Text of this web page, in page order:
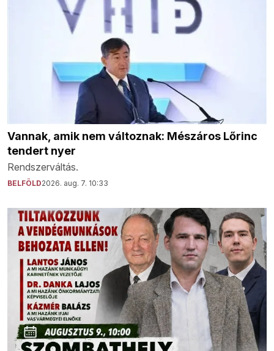
Vannak, amik nem változnak: Mészáros Lőrinc
tendert nyer
Rendszerváltás.
BELFÖLD2026. aug. 7. 10:33